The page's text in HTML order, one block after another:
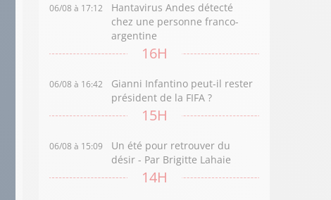
06/08 à 17:12
Hantavirus Andes détecté
chez une personne franco-
argentine
16H
06/08 à 16:42
Gianni Infantino peut-il rester
président de la FIFA ?
15H
06/08 à 15:09
Un été pour retrouver du
désir - Par Brigitte Lahaie
14H